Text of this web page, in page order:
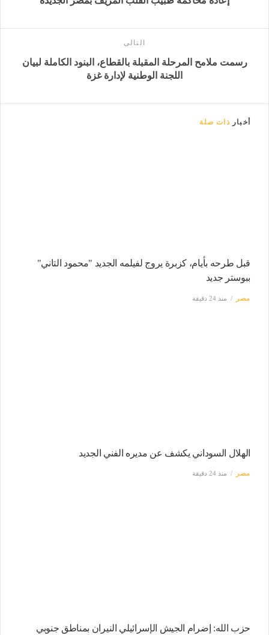
التالى
رسمت ملامح المرحلة المقبلة بالقطاع، البنود الكاملة لبيان
اللجنة الوطنية لإدارة غزة
أخبار ذات صلة
قبل طرحه بأيام، كزبرة يروج لفيلمه الجديد "محمود التاني"
ببوستر جديد
مصر منذ 24 دقيقة
الهلال السوداني يكشف عن مديره الفني الجديد
مصر منذ 24 دقيقة
حزب الله: إضرام الجيش الإسرائيلي النيران بمناطق جنوبي